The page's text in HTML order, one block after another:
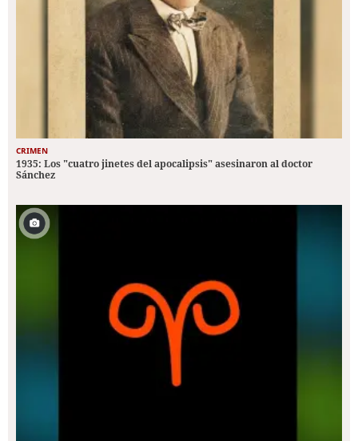
CRIMEN
1935: Los "cuatro jinetes del apocalipsis" asesinaron al doctor
Sánchez